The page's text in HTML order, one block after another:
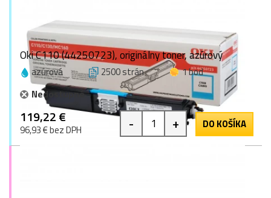
Oki C110 (44250723), originálny toner, azúrový
azúrová 2500 strán
1 bod
Nedostupné
119,22 €
96,93 € bez DPH - + DO KOŠÍKA